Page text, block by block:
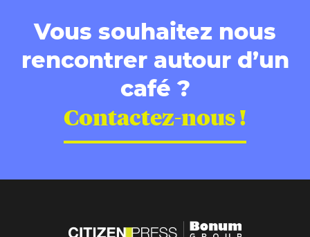
Vous souhaitez nous
rencontrer autour d’un
café ?
Contactez-nous !